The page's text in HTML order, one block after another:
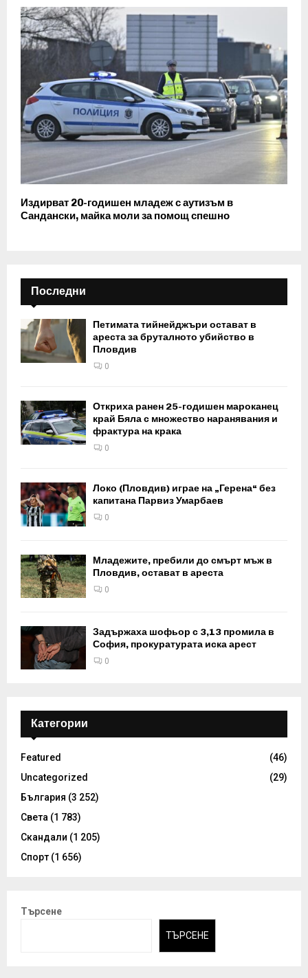
Издирват 20-годишен младеж с аутизъм в
Сандански, майка моли за помощ спешно
Последни
Петимата тийнейджъри остават в
ареста за бруталното убийство в
Пловдив
0
Откриха ранен 25-годишен мароканец
край Бяла с множество наранявания и
фрактура на крака
0
Локо (Пловдив) играе на „Герена“ без
капитана Парвиз Умарбаев
0
Младежите, пребили до смърт мъж в
Пловдив, остават в ареста
0
Задържаха шофьор с 3,13 промила в
София, прокуратурата иска арест
0
Категории
Featured
(46)
Uncategorized
(29)
България (3 252)
Света (1 783)
Скандали (1 205)
Спорт (1 656)
Търсене
ТЪРСЕНЕ